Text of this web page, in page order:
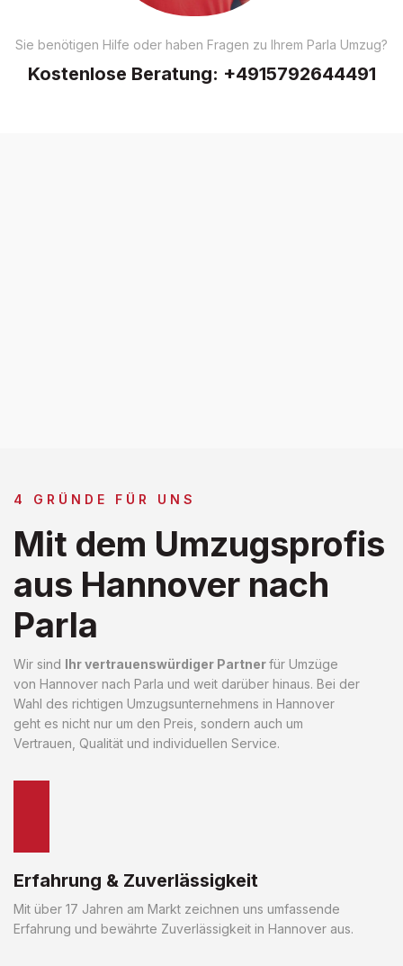
Sie benötigen Hilfe oder haben Fragen zu Ihrem Parla Umzug?
Kostenlose Beratung: +4915792644491
4 GRÜNDE FÜR UNS
Mit dem Umzugsprofis
aus Hannover nach
Parla
Wir sind Ihr vertrauenswürdiger Partnerfür Umzüge
von Hannover nach Parla und weit darüber hinaus. Bei der
Wahl des richtigen Umzugsunternehmens in Hannover
geht es nicht nur um den Preis, sondern auch um
Vertrauen, Qualität und individuellen Service.
Erfahrung & Zuverlässigkeit
Mit über 17 Jahren am Markt zeichnen uns umfassende
Erfahrung und bewährte Zuverlässigkeit in Hannover aus.